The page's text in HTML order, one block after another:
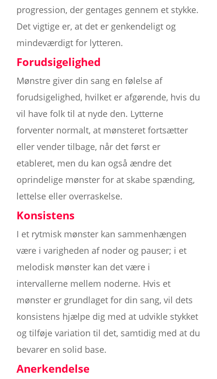
progression, der gentages gennem et stykke.
Det vigtige er, at det er genkendeligt og
mindeværdigt for lytteren.
Forudsigelighed
Mønstre giver din sang en følelse af
forudsigelighed, hvilket er afgørende, hvis du
vil have folk til at nyde den. Lytterne
forventer normalt, at mønsteret fortsætter
eller vender tilbage, når det først er
etableret, men du kan også ændre det
oprindelige mønster for at skabe spænding,
lettelse eller overraskelse.
Konsistens
I et rytmisk mønster kan sammenhængen
være i varigheden af noder og pauser; i et
melodisk mønster kan det være i
intervallerne mellem noderne. Hvis et
mønster er grundlaget for din sang, vil dets
konsistens hjælpe dig med at udvikle stykket
og tilføje variation til det, samtidig med at du
bevarer en solid base.
Anerkendelse